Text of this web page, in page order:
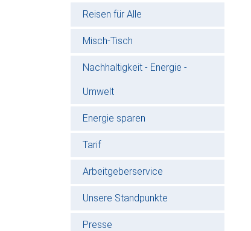
Reisen für Alle
Misch-Tisch
Nachhaltigkeit - Energie -
Umwelt
Energie sparen
Tarif
Arbeitgeberservice
Unsere Standpunkte
Presse